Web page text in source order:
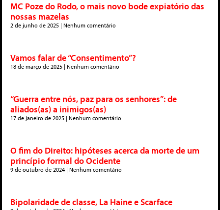
MC Poze do Rodo, o mais novo bode expiatório das
nossas mazelas
2 de junho de 2025 Nenhum comentário
Vamos falar de “Consentimento”?
18 de março de 2025 Nenhum comentário
“Guerra entre nós, paz para os senhores”: de
aliados(as) a inimigos(as)
17 de janeiro de 2025 Nenhum comentário
O fim do Direito: hipóteses acerca da morte de um
princípio formal do Ocidente
9 de outubro de 2024 Nenhum comentário
Bipolaridade de classe, La Haine e Scarface